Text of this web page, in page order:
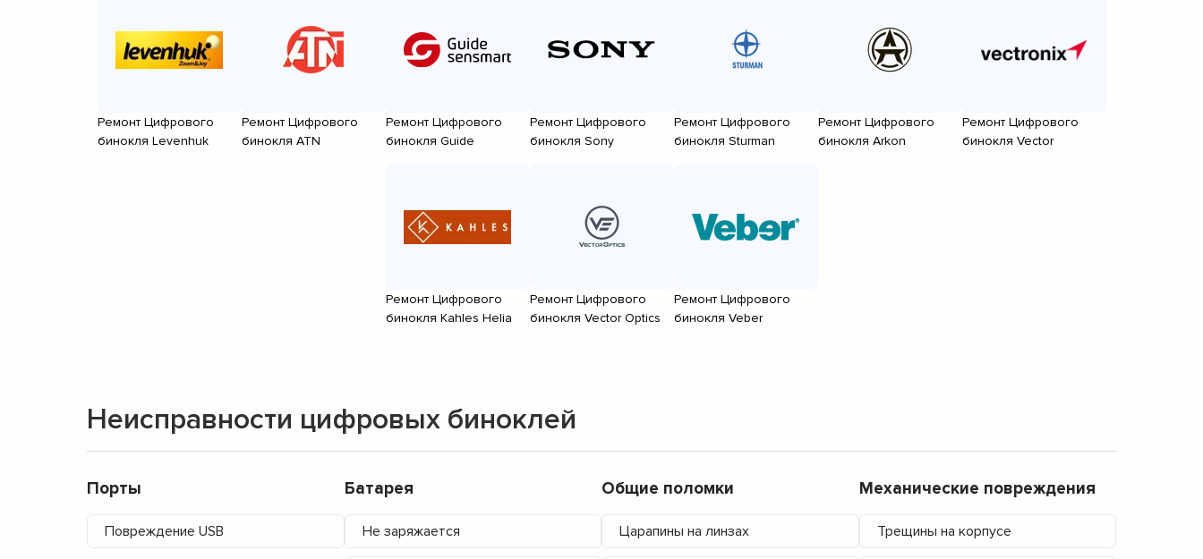
Ремонт Цифрового
бинокля Levenhuk
Ремонт Цифрового
бинокля ATN
Ремонт Цифрового
бинокля Guide
Ремонт Цифрового
бинокля Sony
Ремонт Цифрового
бинокля Sturman
Ремонт Цифрового
бинокля Arkon
Ремонт Цифрового
бинокля Vector
Ремонт Цифрового
бинокля Kahles Helia
Ремонт Цифрового
бинокля Vector Optics
Ремонт Цифрового
бинокля Veber
Неисправности цифровых биноклей
Порты
Повреждение USB
Батарея
Не заряжается
Общие поломки
Царапины на линзах
Механические повреждения
Трещины на корпусе